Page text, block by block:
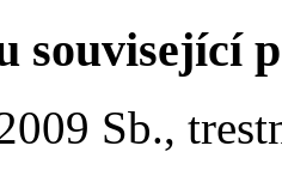
související
Sb.,